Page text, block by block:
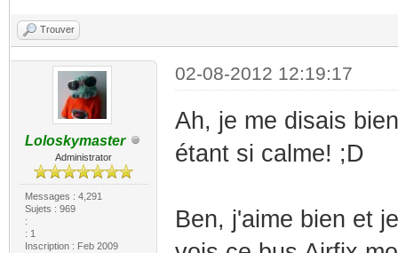
Trouver
Loloskymaster
Administrator
Messages : 4,291
Sujets : 969
:
: 1
Inscription : Feb 2009
02-08-2012 12:19:17
Ah, je me disais
étant si calme! ;D
Ben, j'aime bien et